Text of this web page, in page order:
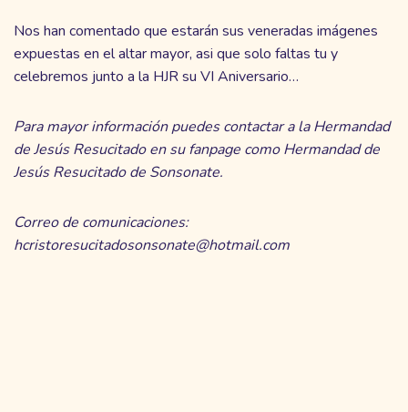
Nos han comentado que estarán sus veneradas imágenes
expuestas en el altar mayor, asi que solo faltas tu y
celebremos junto a la HJR su VI Aniversario…
Para mayor información puedes contactar a la Hermandad
de Jesús Resucitado en su fanpage como Hermandad de
Jesús Resucitado de Sonsonate.
Correo de comunicaciones:
hcristoresucitadosonsonate@hotmail.com